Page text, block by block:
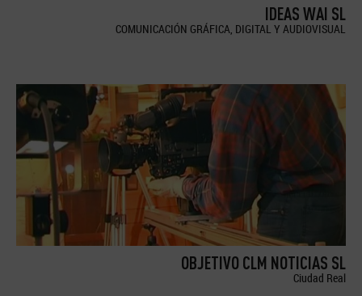
IDEAS WAI SL
COMUNICACIÓN GRÁFICA, DIGITAL Y AUDIOVISUAL
OBJETIVO CLM NOTICIAS SL
Ciudad Real